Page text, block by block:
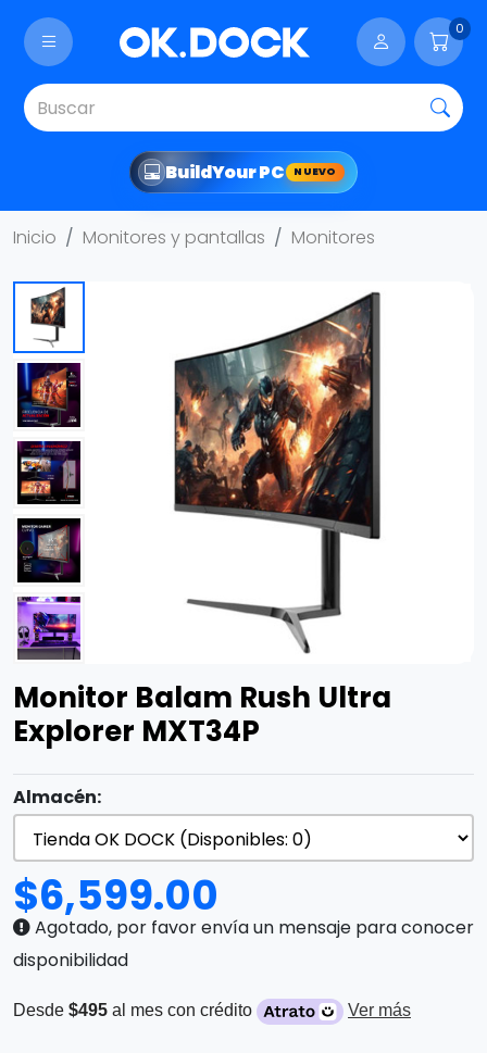
0
BuildYour PC NUEVO
Inicio Monitores y pantallas Monitores
Monitor Balam Rush Ultra
Explorer MXT34P
Almacén:
$6,599.00
Agotado, por favor envía un mensaje para conocer
disponibilidad
Desde $495 al mes con crédito Ver más